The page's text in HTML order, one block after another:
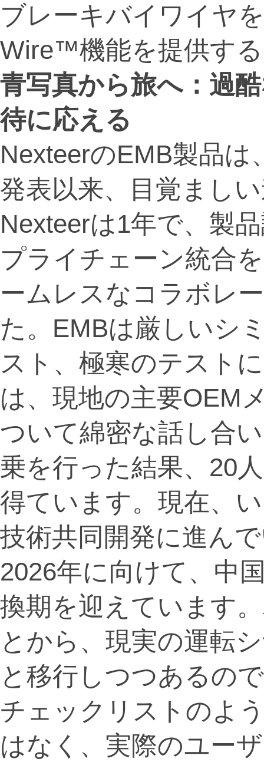
ブレーキバイワイヤ
Wire™機能を提供す
青写真から旅へ：過
待に応える
NexteerのEMB製品は
発表以来、目覚まし
Nexteerは1年で、製
プライチェーン統合
ームレスなコラボレ
た。EMBは厳しいシ
スト、極寒のテスト
は、現地の主要OEM
ついて綿密な話し合
乗を行った結果、20
得ています。現在、
技術共同開発に進ん
2026年に向けて、中
換期を迎えています
とから、現実の運転
と移行しつつあるの
チェックリストのよ
はなく、実際のユー